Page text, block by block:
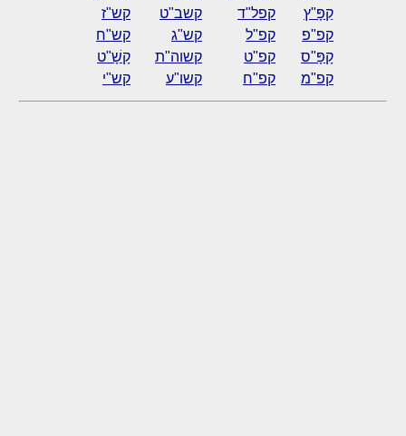
קַפָּ"ץ
קפל"ד קשב"ט
קש"ז
קפ"פ
קפ"ל קש"ג
קש"ח
קָפָּ"ס
קפ"ט קשוה"ת
קָשָׁ"ט
קפ"מ
קפ"ח קשו"ע קש"י